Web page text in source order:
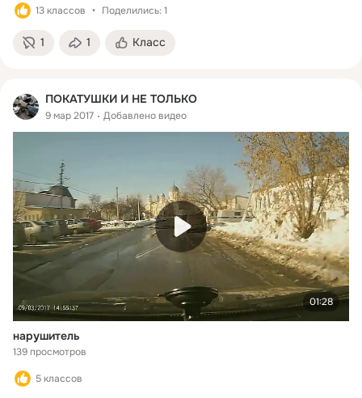
13 классов Поделились: 1
1 1 Класс
ПОКАТУШКИ И НЕ ТОЛЬКО
9 мар 2017 Добавлено видео
01:28
нарушитель
139 просмотров
5 классов